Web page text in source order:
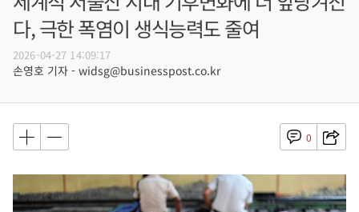
다, 극한 폭염이 생식능력도 줄여
2026-04-27 14:09:17
손영호 기자 - widsg@businesspost.co.kr
0